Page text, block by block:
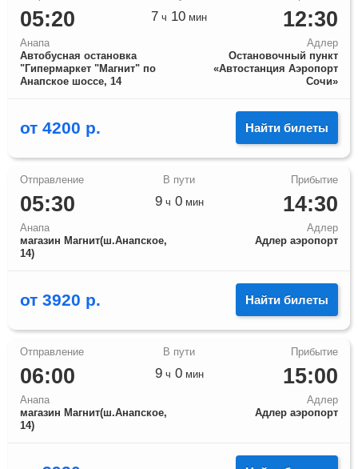
05:20
Анапа
Автобусная остановка
"Гипермаркет "Магнит" по
Анапское шоссе, 14
12:30
Адлер
Остановочный пункт
«Автостанция Аэропорт
Сочи»
7 ч 10 мин
от 4200 р. Найти билеты
05:30
Анапа
магазин Магнит(ш.Анапское,
14)
14:30
Адлер
Адлер аэропорт
9ч 0мин
от 3920 р. Найти билеты
06:00
Анапа
магазин Магнит(ш.Анапское,
14)
15:00
Адлер
Адлер аэропорт
9ч 0мин